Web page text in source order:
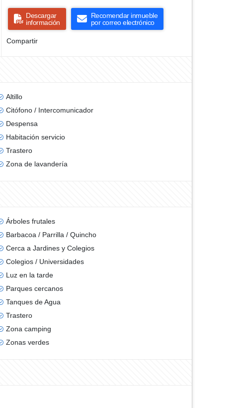
Descargar
información
Recomendar inmueble
por correo electrónico
Compartir
Altillo
Citófono / Intercomunicador
Despensa
Habitación servicio
Trastero
Zona de lavandería
Árboles frutales
Barbacoa / Parrilla / Quincho
Cerca a Jardines y Colegios
Colegios / Universidades
Luz en la tarde
Parques cercanos
Tanques de Agua
Trastero
Zona camping
Zonas verdes